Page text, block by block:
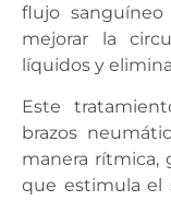
flujo
mejorar la
líquidos y
Este
brazos
manera rítmica,
que estimula el